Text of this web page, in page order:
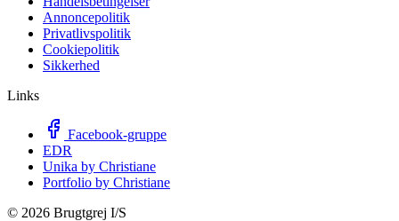
Annoncepolitik
Privatlivspolitik
Cookiepolitik
Sikkerhed
Links
Facebook-gruppe
EDR
Unika by Christiane
Portfolio by Christiane
© 2026 Brugtgrej I/S